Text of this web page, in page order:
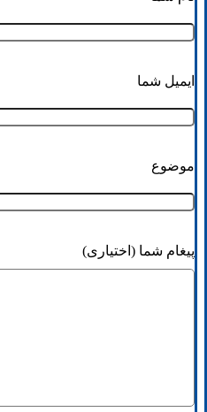
ایمیل شما
موضوع
پیغام شما (اختیاری)